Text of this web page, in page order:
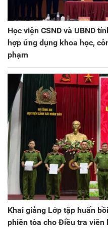
Học viện CSND và UBND
hợp ứng dụng khoa học,
phạm
Khai giảng Lớp tập huấn
phiên tòa cho Điều tra viên